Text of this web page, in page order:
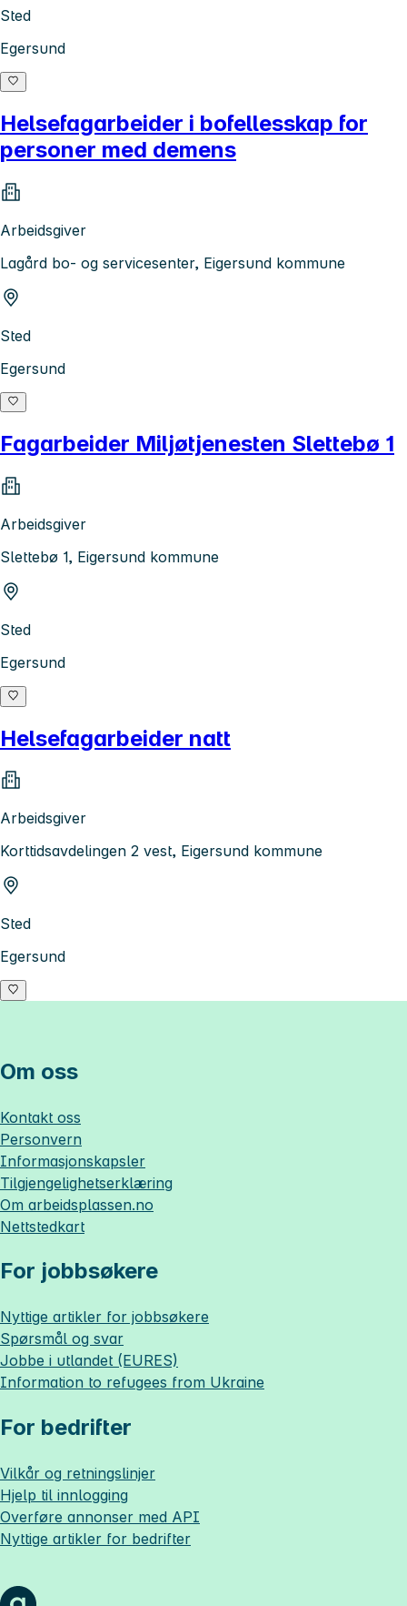
Sted
Egersund
Helsefagarbeider i bofellesskap for
personer med demens
Arbeidsgiver
Lagård bo- og servicesenter, Eigersund kommune
Sted
Egersund
Fagarbeider Miljøtjenesten Slettebø 1
Arbeidsgiver
Slettebø 1, Eigersund kommune
Sted
Egersund
Helsefagarbeider natt
Arbeidsgiver
Korttidsavdelingen 2 vest, Eigersund kommune
Sted
Egersund
Om oss
Kontakt oss
Personvern
Informasjonskapsler
Tilgjengelighetserklæring
Om arbeidsplassen.no
Nettstedkart
For jobbsøkere
Nyttige artikler for jobbsøkere
Spørsmål og svar
Jobbe i utlandet (EURES)
Information to refugees from Ukraine
For bedrifter
Vilkår og retningslinjer
Hjelp til innlogging
Overføre annonser med API
Nyttige artikler for bedrifter